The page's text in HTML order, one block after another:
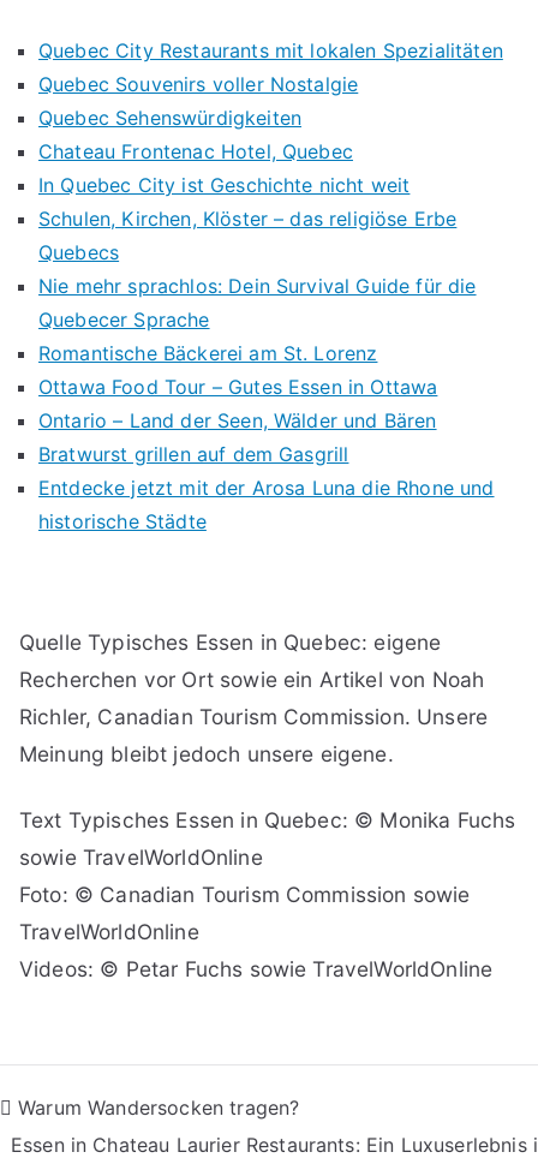
Quebec City Restaurants mit lokalen Spezialitäten
Quebec Souvenirs voller Nostalgie
Quebec Sehenswürdigkeiten
Chateau Frontenac Hotel, Quebec
In Quebec City ist Geschichte nicht weit
Schulen, Kirchen, Klöster – das religiöse Erbe
Quebecs
Nie mehr sprachlos: Dein Survival Guide für die
Quebecer Sprache
Romantische Bäckerei am St. Lorenz
Ottawa Food Tour – Gutes Essen in Ottawa
Ontario – Land der Seen, Wälder und Bären
Bratwurst grillen auf dem Gasgrill
Entdecke jetzt mit der Arosa Luna die Rhone und
historische Städte
Quelle Typisches Essen in Quebec: eigene
Recherchen vor Ort sowie ein Artikel von Noah
Richler, Canadian Tourism Commission. Unsere
Meinung bleibt jedoch unsere eigene.
Text Typisches Essen in Quebec: © Monika Fuchs
sowie TravelWorldOnline
Foto: © Canadian Tourism Commission sowie
TravelWorldOnline
Videos: © Petar Fuchs sowie TravelWorldOnline
Beitragsnavigation
Warum Wandersocken tragen?
Essen in Chateau Laurier Restaurants: Ein Luxuserlebnis i